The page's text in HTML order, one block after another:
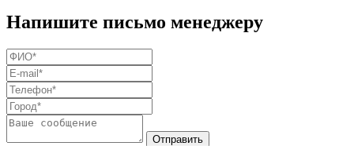
Напишите письмо менеджеру